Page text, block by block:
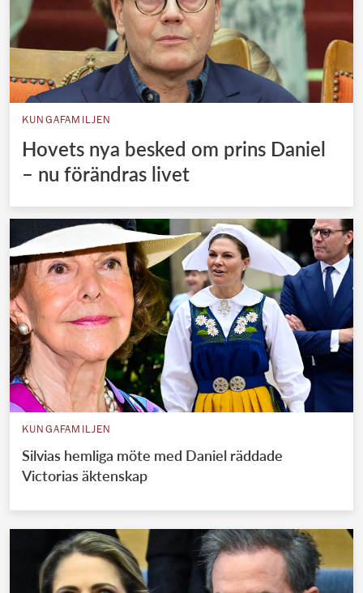
KUNGAFAMILJEN
Hovets nya besked om prins Daniel
– nu förändras livet
KUNGAFAMILJEN
Silvias hemliga möte med Daniel räddade
Victorias äktenskap